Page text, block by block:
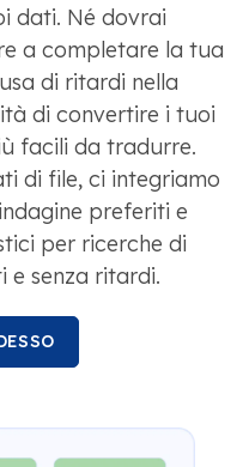
dati. Né dovrai
a completare la tua
di ritardi nella
di convertire i tuoi
facili da tradurre.
di file, ci integriamo
preferiti e
per ricerche di
e senza ritardi.